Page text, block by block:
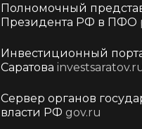
Полномочный
Президента РФ в ПФО
Инвестиционный
Саратова
Сервер органов
власти РФ gov.ru